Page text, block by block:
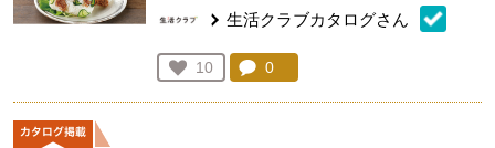
生活クラブカタログさん
お気に入り登録：
10
人が登録
コメント：
0